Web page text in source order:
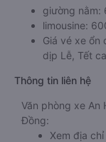
giường
limousine:
Giá vé xe ổn
dịp Lễ, Tết
Thông tin liên hệ
Văn phòng xe An
Đồng:
Xem địa